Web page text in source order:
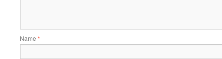
Name *